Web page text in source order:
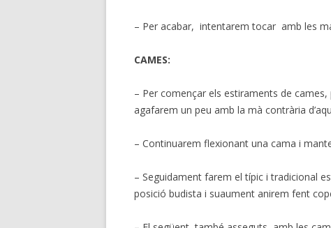
– Per acabar, intentarem tocar amb les
CAMES:
– Per començar els estiraments de
agafarem un peu amb la mà contrària
– Continuarem flexionant una cama i
– Seguidament farem el típic i tradicional
posició budista i suaument anirem fent